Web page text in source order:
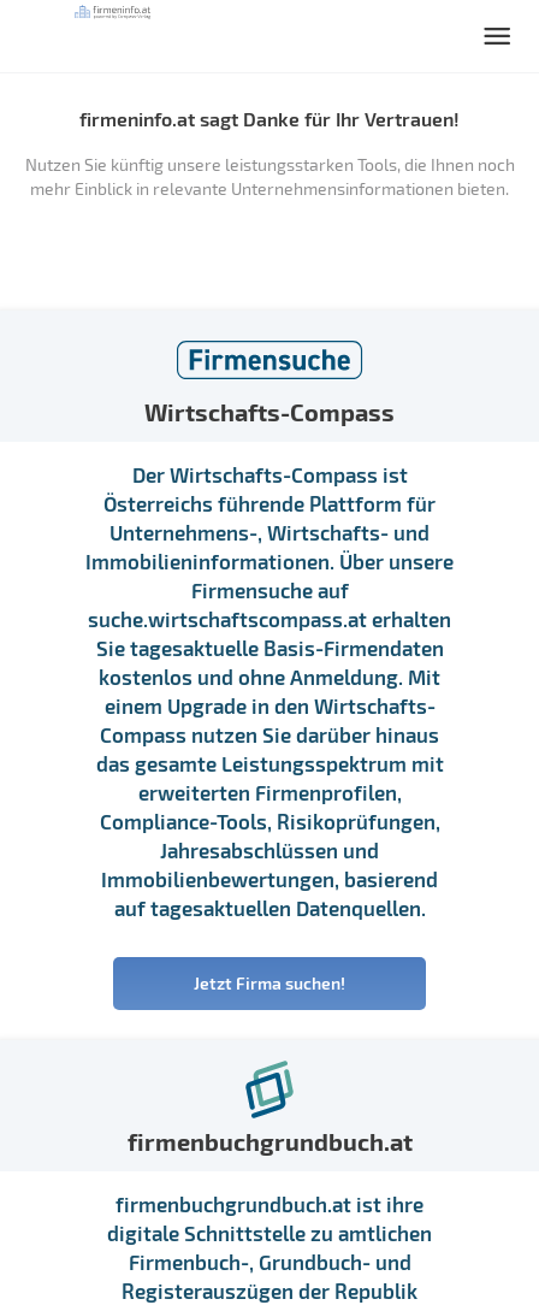
firmeninfo.at sagt Danke für Ihr Vertrauen!
Nutzen Sie künftig unsere leistungsstarken Tools, die Ihnen noch
mehr Einblick in relevante Unternehmensinformationen bieten.
Wirtschafts-Compass
Der Wirtschafts-Compass ist
Österreichs führende Plattform für
Unternehmens-, Wirtschafts- und
Immobilieninformationen. Über unsere
Firmensuche auf
suche.wirtschaftscompass.at erhalten
Sie tagesaktuelle Basis-Firmendaten
kostenlos und ohne Anmeldung. Mit
einem Upgrade in den Wirtschafts-
Compass nutzen Sie darüber hinaus
das gesamte Leistungsspektrum mit
erweiterten Firmenprofilen,
Compliance-Tools, Risikoprüfungen,
Jahresabschlüssen und
Immobilienbewertungen, basierend
auf tagesaktuellen Datenquellen.
Jetzt Firma suchen!
firmenbuchgrundbuch.at
firmenbuchgrundbuch.at ist ihre
digitale Schnittstelle zu amtlichen
Firmenbuch-, Grundbuch- und
Registerauszügen der Republik